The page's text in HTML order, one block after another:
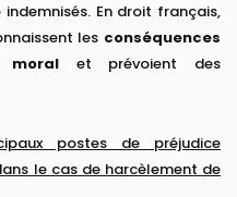
En droit français,
les conséquences
moral et prévoient des
postes de préjudice
le cas de harcèlement de